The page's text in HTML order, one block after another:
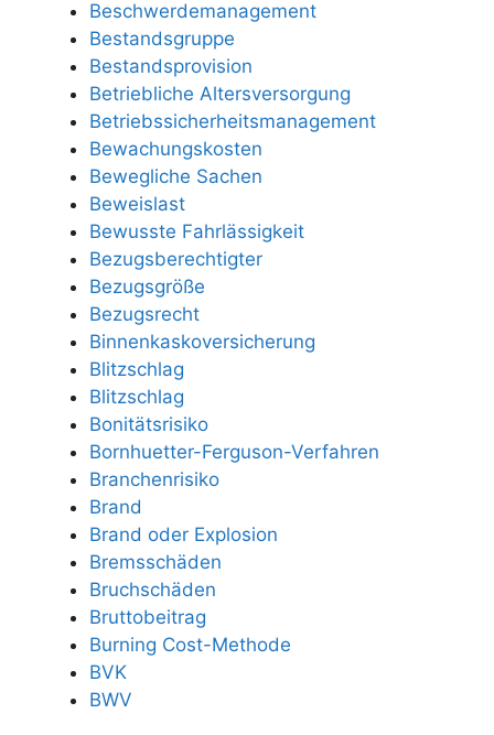
Beschwerdemanagement
Bestandsgruppe
Bestandsprovision
Betriebliche Altersversorgung
Betriebssicherheitsmanagement
Bewachungskosten
Bewegliche Sachen
Beweislast
Bewusste Fahrlässigkeit
Bezugsberechtigter
Bezugsgröße
Bezugsrecht
Binnenkaskoversicherung
Blitzschlag
Blitzschlag
Bonitätsrisiko
Bornhuetter-Ferguson-Verfahren
Branchenrisiko
Brand
Brand oder Explosion
Bremsschäden
Bruchschäden
Bruttobeitrag
Burning Cost-Methode
BVK
BWV